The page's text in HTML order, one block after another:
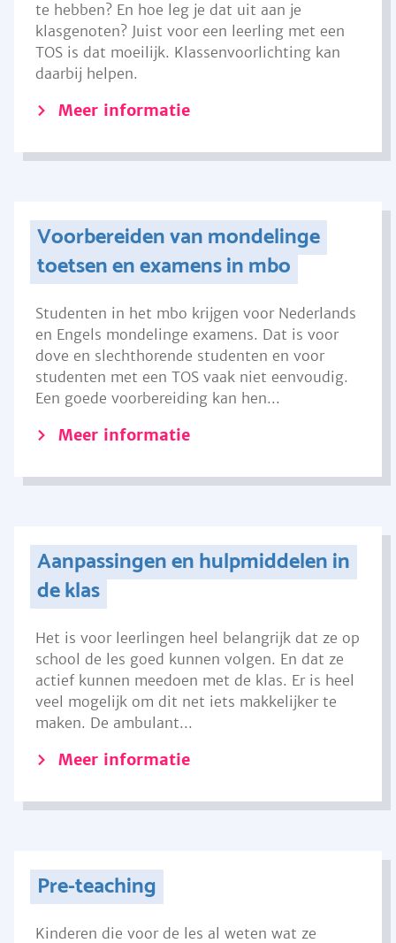
te hebben? En hoe leg je dat uit aan je
klasgenoten? Juist voor een leerling met een
TOS is dat moeilijk. Klassenvoorlichting kan
daarbij helpen.
Meer informatie
Voorbereiden van mondelinge
toetsen en examens in mbo
Studenten in het mbo krijgen voor Nederlands
en Engels mondelinge examens. Dat is voor
dove en slechthorende studenten en voor
studenten met een TOS vaak niet eenvoudig.
Een goede voorbereiding kan hen...
Meer informatie
Aanpassingen en hulpmiddelen in
de klas
Het is voor leerlingen heel belangrijk dat ze op
school de les goed kunnen volgen. En dat ze
actief kunnen meedoen met de klas. Er is heel
veel mogelijk om dit net iets makkelijker te
maken. De ambulant...
Meer informatie
Pre-teaching
Kinderen die voor de les al weten wat ze